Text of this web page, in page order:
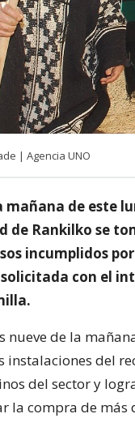
| Agencia UNO
mañana de este
de Rankilko se
incumplidos
con el
nueve de la
instalaciones del
del sector y
la compra de más